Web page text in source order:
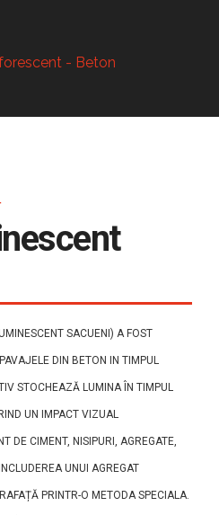
SACUENI) A FOST
DIN BETON IN TIMPUL
STOCHEAZĂ LUMINA ÎN TIMPUL
UN IMPACT VIZUAL
DE CIMENT, NISIPURI, AGREGATE,
UNUI AGREGAT
PRINTR-O METODA SPECIALA.